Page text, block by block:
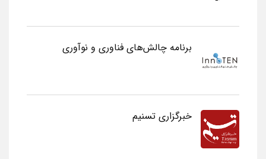
برنامه چالش‌های فناوری و نوآوری
خبرگزاری تسنیم